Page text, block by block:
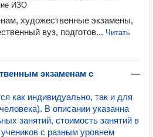
ИЗО
художественные экзамены,
вуз, подготов... Читать
экзаменам с
—
как индивидуально, так и для
В описании указанна
занятий, стоимость занятий в
с разным уровнем